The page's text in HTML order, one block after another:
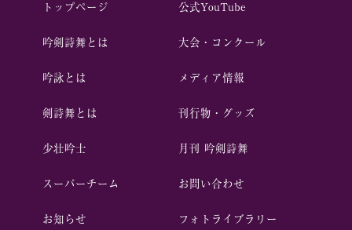
トップページ
吟剣詩舞とは
吟詠とは
剣詩舞とは
少壮吟⼠
スーパーチーム
お知らせ
公式YouTube
⼤会・コンクール
メディア情報
刊行物・グッズ
⽉刊 吟剣詩舞
お問い合わせ
フォトライブラリー